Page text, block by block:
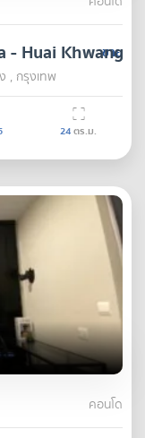
ขาย
- Huai Khwang
, กรุงเทพ
24ตร.ม.
คอนโด